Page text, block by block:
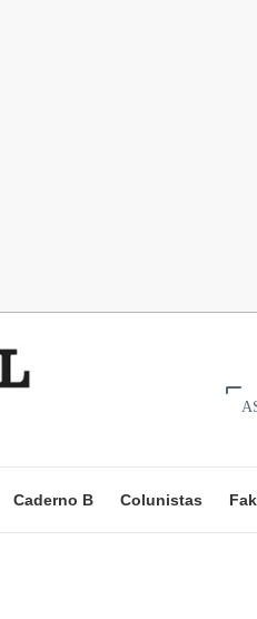
Caderno B Colunistas